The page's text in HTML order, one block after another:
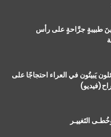
طبيبةٍ جرَّاحةٍ على رأس
يَبيتُون في العراء احتجاجًا على
التَغييـر